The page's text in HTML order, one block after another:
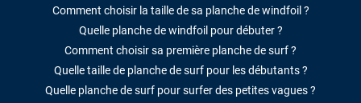
Comment choisir la taille de sa planche de windfoil ?
Quelle planche de windfoil pour débuter ?
Comment choisir sa première planche de surf ?
Quelle taille de planche de surf pour les débutants ?
Quelle planche de surf pour surfer des petites vagues ?
Maronui RICHMOND
J'ai acheté une voile d'occasion depuis
L'envoi a été rapide. La voile est arrivée
Mauruuru roa.